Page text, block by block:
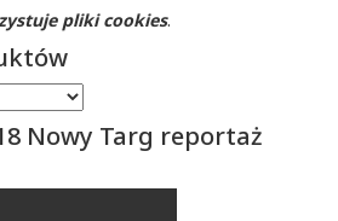
pliki cookies.
Nowy Targ reportaż